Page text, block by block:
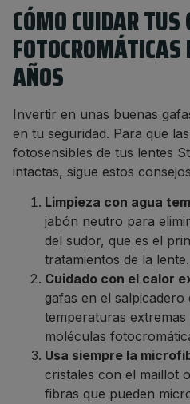
CÓMO CUIDAR TUS
AÑOS
Invertir en unas buenas
en tu seguridad. Para que
fotosensibles de tus lentes
intactas, sigue estos
Limpieza con agua
jabón neutro para
del sudor, que es el
tratamientos de la lente.
Cuidado con el calor
gafas en el salpicadero
temperaturas
moléculas
Usa siempre la
cristales con el maillot
fibras que pueden